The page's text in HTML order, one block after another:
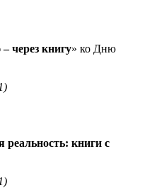
через книгу» ко Дню
реальность: книги с